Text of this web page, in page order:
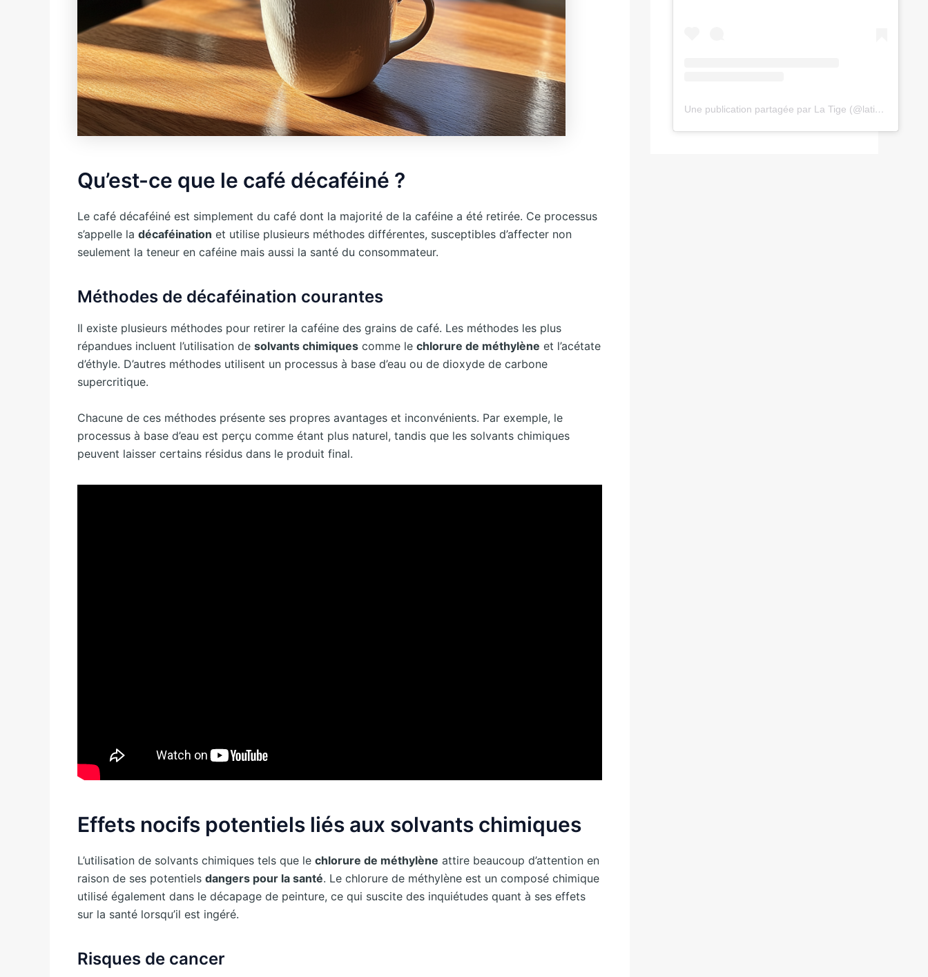
Qu’est-ce que le café décaféiné ?
Le café décaféiné est simplement du café dont la majorité de la caféine a été retirée. Ce processus
s’appelle la décaféination et utilise plusieurs méthodes différentes, susceptibles d’affecter non
seulement la teneur en caféine mais aussi la santé du consommateur.
Méthodes de décaféination courantes
Il existe plusieurs méthodes pour retirer la caféine des grains de café. Les méthodes les plus
répandues incluent l’utilisation de solvants chimiques comme le chlorure de méthylène et l’acétate
d’éthyle. D’autres méthodes utilisent un processus à base d’eau ou de dioxyde de carbone
supercritique.
Chacune de ces méthodes présente ses propres avantages et inconvénients. Par exemple, le
processus à base d’eau est perçu comme étant plus naturel, tandis que les solvants chimiques
peuvent laisser certains résidus dans le produit final.
Effets nocifs potentiels liés aux solvants chimiques
L’utilisation de solvants chimiques tels que le chlorure de méthylène attire beaucoup d’attention en
raison de ses potentiels dangers pour la santé. Le chlorure de méthylène est un composé chimique
utilisé également dans le décapage de peinture, ce qui suscite des inquiétudes quant à ses effets
sur la santé lorsqu’il est ingéré.
Risques de cancer
Une publication partagée par La Tige (@latige.fr)